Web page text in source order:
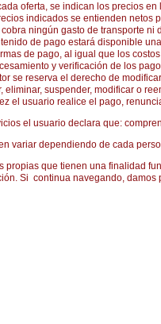
oferta, se indican los precios
indicados se entienden netos
cobra ningún gasto de transporte ni
de pago estará disponible
de pago, al igual que los
y verificación de los
se reserva el derecho de
eliminar, suspender, modificar o
el usuario realice el pago,
el usuario declara que:
variar dependiendo de cada
propias que tienen una finalidad
Si continua navegando, damos